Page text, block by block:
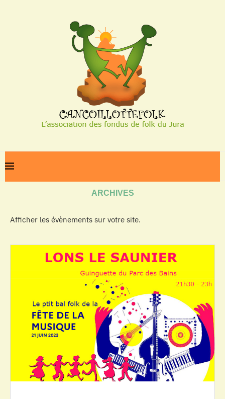
ARCHIVES
Afficher les évènements sur votre site.